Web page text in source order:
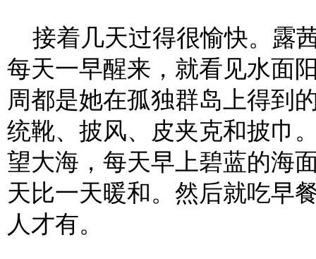
接着几天过得很愉快。露
每天一早醒来，就看见水面
周都是她在孤独群岛上得
统靴、披风、皮夹克和披巾
望大海，每天早上碧蓝的海
天比一天暖和。然后就吃早
人才有。